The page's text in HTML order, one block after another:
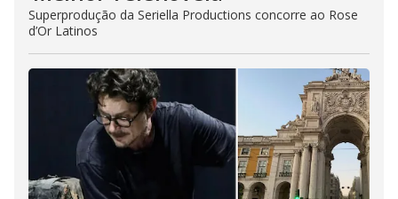
Superprodução da Seriella Productions concorre ao Rose
d’Or Latinos